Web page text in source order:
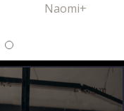
Madison